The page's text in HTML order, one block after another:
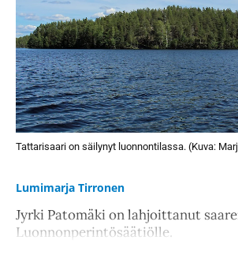
Tattarisaari on säilynyt luonnontilassa. (Kuva:
Lumimarja Tirronen
Jyrki Patomäki on lahjoittanut
Luonnonperintösäätiölle.